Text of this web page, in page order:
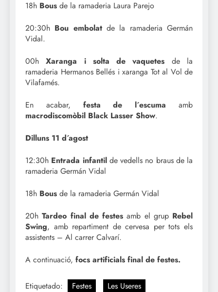
18h Bous de la ramaderia Laura Parejo
20:30h Bou embolatde la ramaderia Germán
Vidal.
00hXaranga i solta de vaquetes de la
ramaderia Hermanos Bellés i xaranga Tot al Vol de
Vilafamés.
En acabar, festa de l´escuma amb
macrodiscomòbil Black Lasser Show.
Dilluns 11 d´agost
12:30h Entrada infantilde vedells no braus de la
ramaderia Germán Vidal
18h Bous de la ramaderia Germán Vidal
20hTardeo final de festes amb el grup Rebel
Swing, amb repartiment de cervesa per tots els
assistents – Al carrer Calvarí.
A continuació, focs artificials final de festes.
Etiquetado: Festes Les Useres